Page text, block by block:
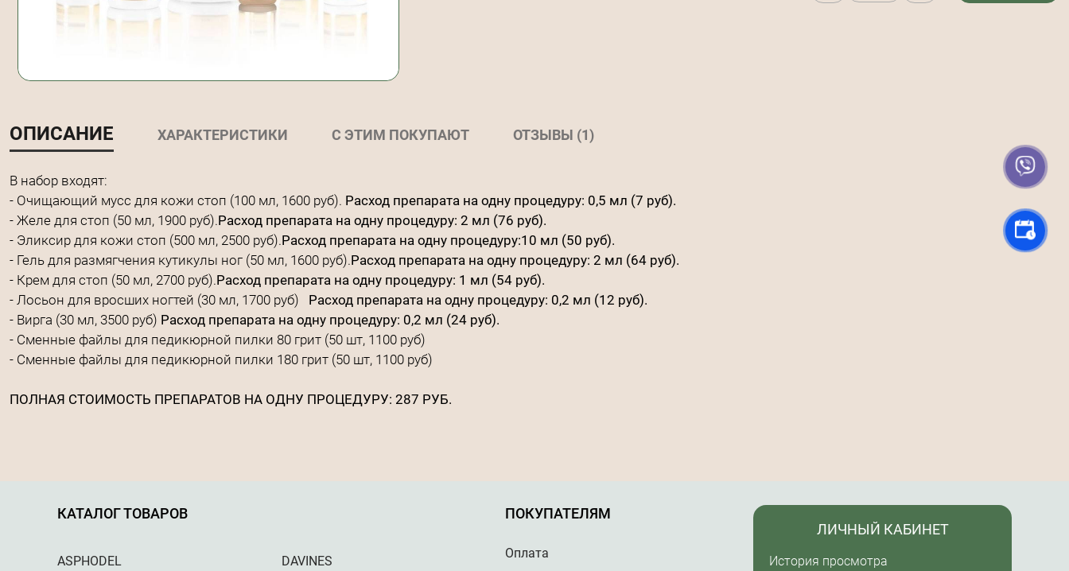
ОПИСАНИЕ ХАРАКТЕРИСТИКИ С ЭТИМ ПОКУПАЮТ ОТЗЫВЫ (1)
В набор входят:
- Очищающий мусс для кожи стоп (100 мл, 1600 руб). Расход препарата на одну процедуру: 0,5 мл (7 руб).
- Желе для стоп (50 мл, 1900 руб).Расход препарата на одну процедуру: 2 мл (76 руб).
- Эликсир для кожи стоп (500 мл, 2500 руб).Расход препарата на одну процедуру:10 мл (50 руб).
- Гель для размягчения кутикулы ног (50 мл, 1600 руб).Расход препарата на одну процедуру: 2 мл (64 руб).
- Крем для стоп (50 мл, 2700 руб).Расход препарата на одну процедуру: 1 мл (54 руб).
- Лосьон для вросших ногтей (30 мл, 1700 руб) Расход препарата на одну процедуру: 0,2 мл (12 руб).
- Вирга (30 мл, 3500 руб) Расход препарата на одну процедуру: 0,2 мл (24 руб).
- Сменные файлы для педикюрной пилки 80 грит (50 шт, 1100 руб)
- Сменные файлы для педикюрной пилки 180 грит (50 шт, 1100 руб)
ПОЛНАЯ СТОИМОСТЬ ПРЕПАРАТОВ НА ОДНУ ПРОЦЕДУРУ: 287 РУБ.
КАТАЛОГ ТОВАРОВ
ASPHODEL DAVINES
ПОКУПАТЕЛЯМ
Оплата
ЛИЧНЫЙ КАБИНЕТ
История просмотра